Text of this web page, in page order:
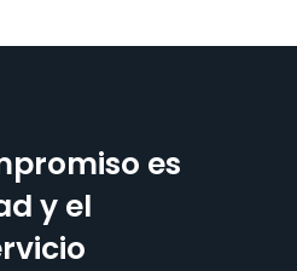
es
y el